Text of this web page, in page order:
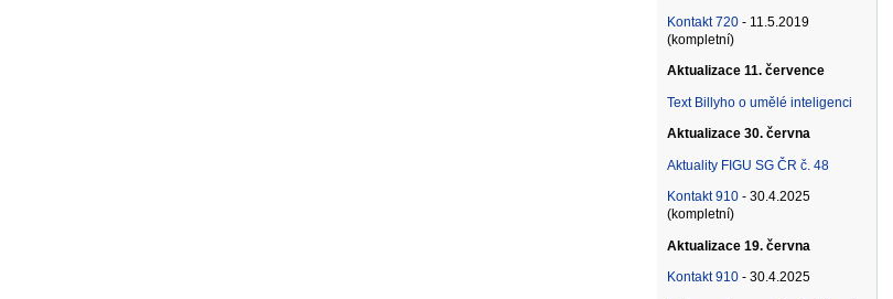
Kontakt 720- 11.5.2019
(kompletní)
Aktualizace 11. července
Text Billyho o umělé inteligenci
Aktualizace 30. června
Aktuality FIGU SG ČR č. 48
Kontakt 910- 30.4.2025
(kompletní)
Aktualizace 19. června
Kontakt 910- 30.4.2025